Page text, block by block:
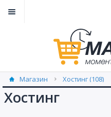
Магазин Хостинг (108)
Хостинг